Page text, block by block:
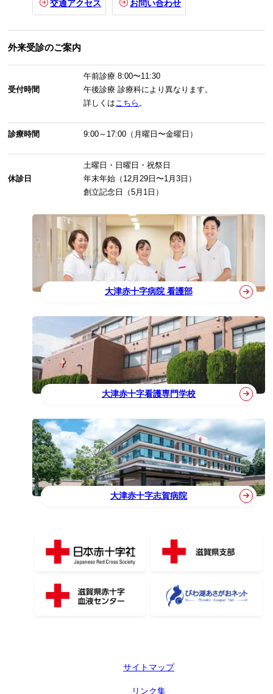
交通アクセス お問い合わせ
外来受診のご案内
受付時間
午前診療8:00〜11:30
午後診療診療科により異なります。
詳しくはこちら 。
診療時間 9:00～17:00（月曜日〜金曜日）
休診日
土曜日・日曜日・祝祭日
年末年始（12月29日〜1月3日）
創立記念日（5月1日）
大津赤十字病院 看護部
大津赤十字看護専門学校
大津赤十字志賀病院
サイトマップ
リンク集